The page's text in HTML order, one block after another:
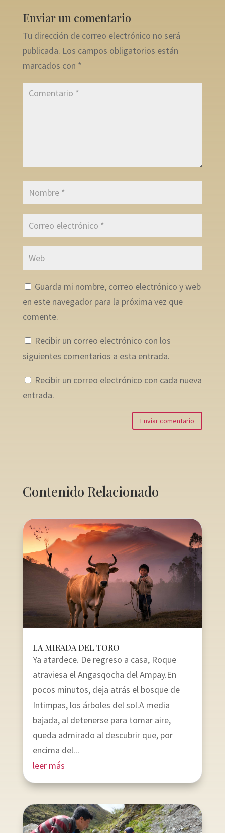
Enviar un comentario
Tu dirección de correo electrónico no será
publicada. Los campos obligatorios están
marcados con *
Guarda mi nombre, correo electrónico y web
en este navegador para la próxima vez que
comente.
Recibir un correo electrónico con los
siguientes comentarios a esta entrada.
Recibir un correo electrónico con cada nueva
entrada.
Enviar comentario
Contenido Relacionado
LA MIRADA DEL TORO
Ya atardece. De regreso a casa, Roque
atraviesa el Angasqocha del Ampay.En
pocos minutos, deja atrás el bosque de
Intimpas, los árboles del sol.A media
bajada, al detenerse para tomar aire,
queda admirado al descubrir que, por
encima del...
leer más